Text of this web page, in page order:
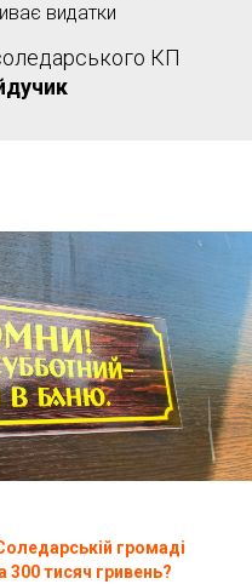
видатки
КП
громаді
300 тисяч гривень?